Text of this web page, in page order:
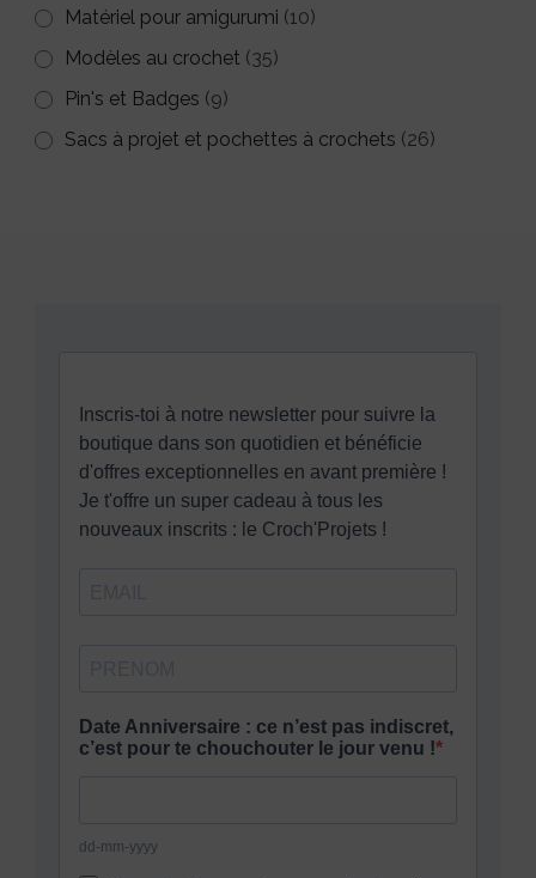
Matériel pour amigurumi (10)
Modèles au crochet (35)
Pin's et Badges (9)
Sacs à projet et pochettes à crochets (26)